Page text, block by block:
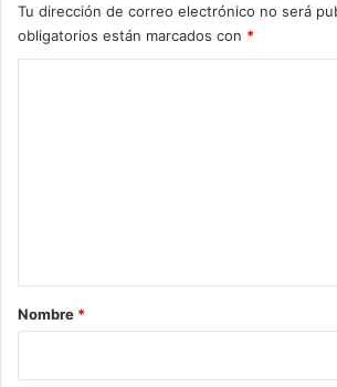
Tu dirección de correo electrónico no será
obligatorios están marcados con *
rNombre *